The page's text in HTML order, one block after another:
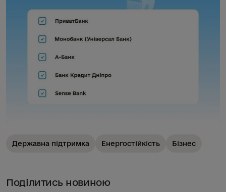
Державна підтримка Енергостійкість Бізнес
Поділитись новиною